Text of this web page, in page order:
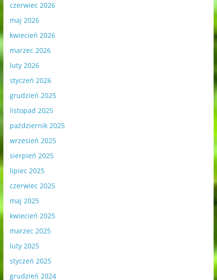
czerwiec 2026
maj 2026
kwiecień 2026
marzec 2026
luty 2026
styczeń 2026
grudzień 2025
listopad 2025
październik 2025
wrzesień 2025
sierpień 2025
lipiec 2025
czerwiec 2025
maj 2025
kwiecień 2025
marzec 2025
luty 2025
styczeń 2025
grudzień 2024